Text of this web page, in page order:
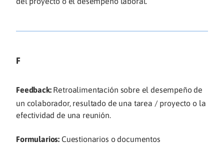
F
Feedback: Retroalimentación sobre el desempeño de
un colaborador, resultado de una tarea / proyecto o la
efectividad de una reunión.
Formularios: Cuestionarios o documentos